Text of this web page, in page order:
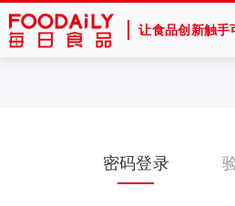
让食品创新触手
密码登录